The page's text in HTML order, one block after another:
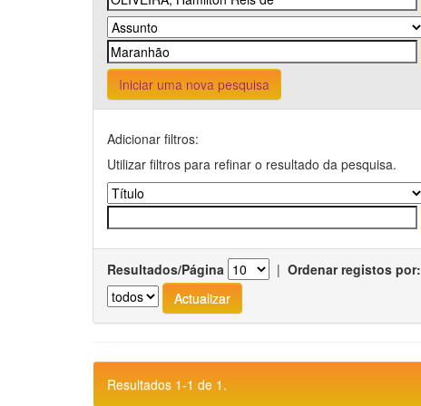
Iniciar uma nova pesquisa
Adicionar filtros:
Utilizar filtros para refinar o resultado da pesquisa.
Resultados/Página | Ordenar registos por:
Resultados 1-1 de 1.